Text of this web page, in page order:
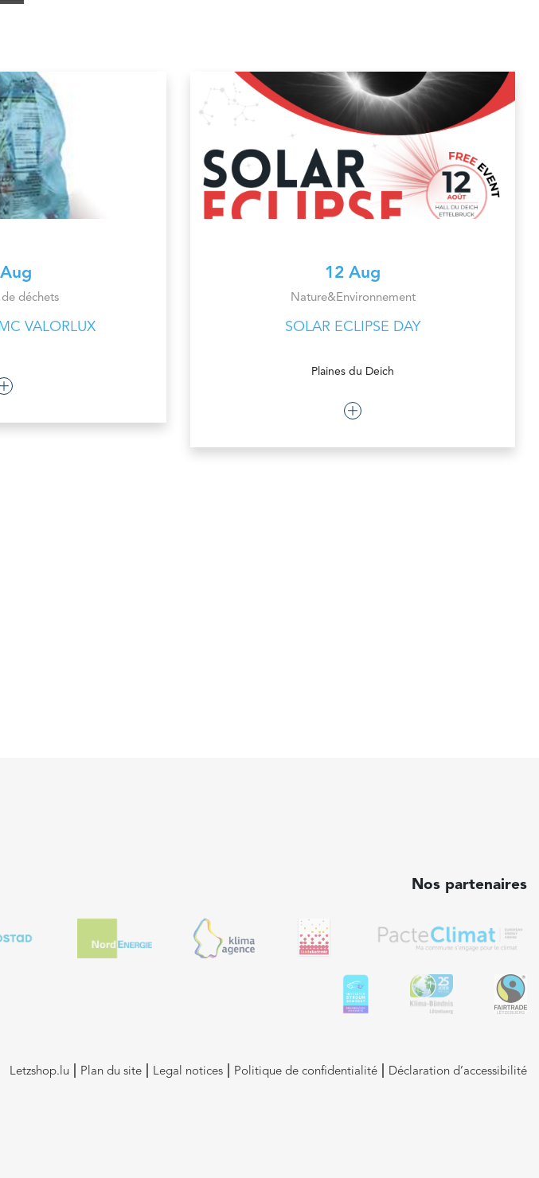
déchets
VALORLUX
12 Aug
Nature&Environnement
SOLAR ECLIPSE DAY
Plaines du Deich
Nos partenaires
Letzshop.lu Plan du site Legal notices Politique de confidentialité Déclaration d’accessibilité